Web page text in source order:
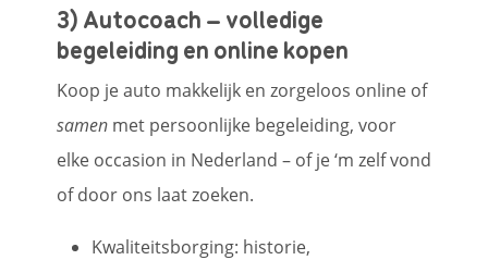
3) Autocoach – volledige
begeleiding en online kopen
Koop je auto makkelijk en zorgeloos online of
samen met persoonlijke begeleiding, voor
elke occasion in Nederland – of je ‘m zelf vond
of door ons laat zoeken.
Kwaliteitsborging: historie,